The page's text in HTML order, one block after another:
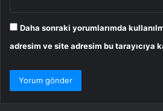
Daha sonraki yorumlarımda
adresim ve site adresim bu tarayıcıya